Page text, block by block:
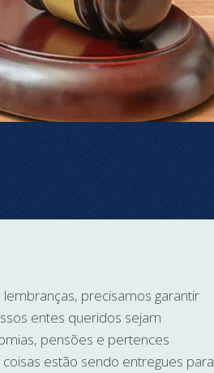
precisamos garantir
entes queridos sejam
pensões e pertences
estão sendo entregues para